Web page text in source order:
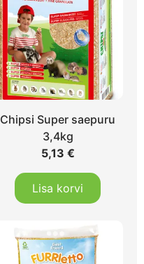
Chipsi Super saepuru
3,4kg
5,13 €
Lisa korvi